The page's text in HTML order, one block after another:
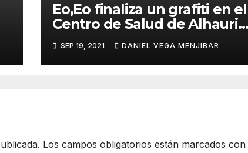
Eo,Eo finaliza un grafiti en el
Centro de Salud de Alhaurin
de la Torre.
SEP 19, 2021 DANIEL VEGA MENJIBAR
Los campos obligatorios están marcados con